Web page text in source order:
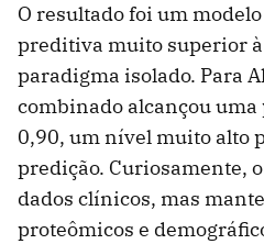
O resultado foi um
preditiva muito superior
paradigma isolado. Para
combinado alcançou uma
0,90, um nível muito alto
predição. Curiosamente,
dados clínicos, mas
proteômicos e